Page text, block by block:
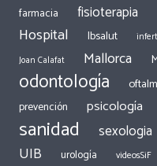
farmacia fisioterapia
Hospital Ibsalut
Joan Calafat Mallorca
odontología
prevención psicología
sanidad sexologia
UIB urología videosSiF